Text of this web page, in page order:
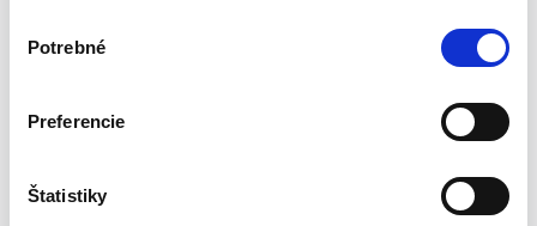
Potrebné
Preferencie
Štatistiky
Výkon: 2800 W
Napájacie napätie: 230V ~ 50Hz
Počet funkcií: 3 ks